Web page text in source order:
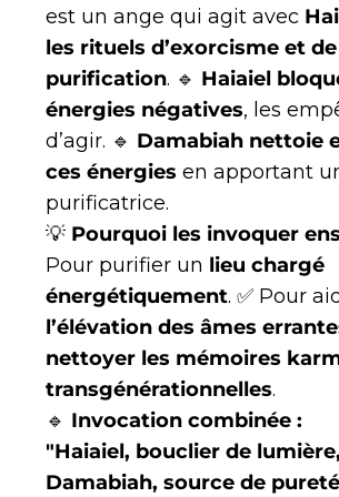
est un ange qui agit avec
les rituels d’exorcisme et de
purification. 🔹 Haiaiel
énergies négatives, les
d’agir. 🔹 Damabiah nettoie
ces énergies en apportant
purificatrice.
💡 Pourquoi les invoquer
Pour purifier un lieu chargé
énergétiquement. ✅ Pour
l’élévation des âmes
nettoyer les mémoires
transgénérationnelles.
🔹 Invocation combinée :
"Haiaiel, bouclier de
Damabiah, source de